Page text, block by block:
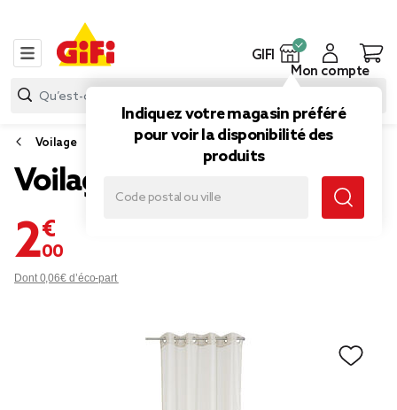
GIFI
Indiquez votre magasin préféré
pour voir la disponibilité des
produits
Mon compte
Voilage
Voilage à oeillets uni taupe
2,00 €
Dont 0,06€ d’éco-part